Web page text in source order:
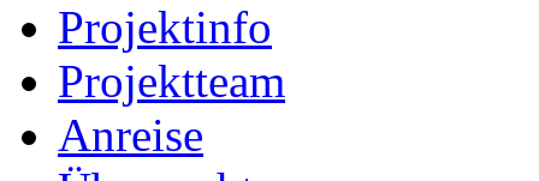
Projektinfo
Projektteam
Anreise